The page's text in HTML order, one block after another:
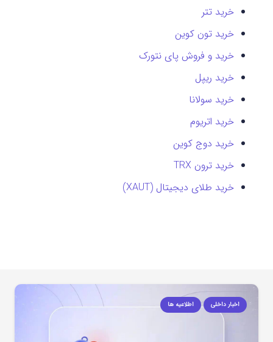
خرید تتر
خرید تون کوین
خرید و فروش پای نتورک
خرید ریپل
خرید سولانا
خرید اتریوم
خرید دوج کوین
خرید ترون TRX
خرید طلای دیجیتال (XAUT)
اخبار داخلی اطلاعیه ها